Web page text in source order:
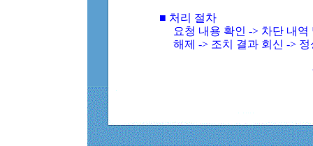
■ 처리 절차
요청 내용 확인 -> 차단 내
해제 -> 조치 결과 회신 ->